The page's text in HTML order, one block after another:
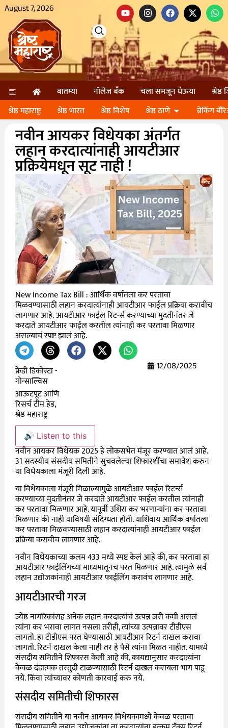
August 7, 2026
बातम्या नॉलेज बॅंक चला समजून घेऊया
श्रेष्ठ
श्रेष्ठ महाराष्ट्र
श्रेष्ठ भारत श्रेष्ठ विशेष श्रेष्ठ ठाणे ब्रेकिंग
नवीन आयकर विधेयका अंतर्गत
लहान करदात्यांनाही आयटीआर
प्रक्रियेमधून सूट नाही !
New Income Tax Bill : आर्थिक वर्षातला कर परतावा
मिळवण्यासाठी लहान करदात्यांनाही आयटीआर फाईल प्रक्रिया करावीच
लागणार आहे. आयटीआर फाईल रिटर्न्स करण्याच्या मुदतीनंतर जे
करदाते आयटीआर फाईल करतील त्यांनाही कर परतावा मिळणार
असल्याचं स्पष्ट झालं आहे.
फ्रेडी डिकोस्टा -
गोन्साल्विस
आऊटपूट आणि
रिसर्च टीम हेड,
श्रेष्ठ महाराष्ट्र
12/08/2025
🔊 Listen to this
नवीन आयकर विधेयक 2025 हे लोकसभेत मंजूर करण्यात आलं आहे.
31 सदस्यीय संसदीय समितीने सुचवलेल्या शिफारशींचा समावेश करुन
या विधेयकाला मंजूरी दिली आहे.
या विधेयकाला मंजूरी मिळाल्यामुळे आयटीआर फाईल रिटर्न्स
करण्याच्या मुदतीनंतर जे करदाते आयटीआर फाईल करतील त्यांनाही
कर परतावा मिळणार आहे. यापूर्वी उशिरा कर भरणाऱ्यांना कर परतावा
मिळणार की नाही याविषयी संदिग्धता होती. याशिवाय आर्थिक वर्षातला
कर परतावा मिळवण्यासाठी लहान करदात्यांनाही आयटीआर फाईल
प्रक्रिया करावीच लागणार आहे.
नवीन विधेयकाच्या कलम 433 मध्ये स्पष्ट केलं आहे की, कर परतावा हा
आयटीआर फाईलिंगच्या माध्यमातूनच परत मिळणार आहे. त्यामुळे सर्व
लहान उद्योजकांनाही आयटीआर फाईलिंग करावंच लागणार आहे.
आयटीआरची गरज
ज्येष्ठ नागरिकांसह अनेक लहान करदात्यांचं उत्पन्न जरी कमी असलं
त्यांना कर भरावा लागत नसला तरीही, त्यांच्या उत्पन्नावर टीडीएस
लागतो. हा टीडीएस परत घेण्यासाठी आयटीआर रिटर्न दाखल करावा
लागतो. रिटर्न दाखल केला नाही तर हे पैसे त्यांना मिळत नाहीत. यामध्ये
संसदीय समितीने शिफारस केली आहे की, कायद्यानुसार करदात्यांना
केवळ दंडात्मक तरतुदी टाळण्यासाठी रिटर्न दाखल करायला भाग पाडू
नये. किंवा त्यांच्यावर कोणती कारवाई करु नये.
संसदीय समितीची शिफारस
संसदीय समितीने या नवीन आयकर विधेयकामध्ये केवळ परतावा